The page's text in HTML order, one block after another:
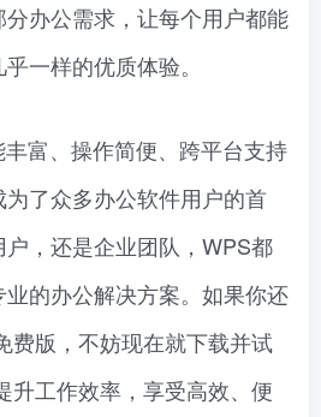
办公需求，让每个用户都能
一样的优质体验。
富、操作简便、跨平台支持
了众多办公软件用户的首
，还是企业团队，WPS都
的办公解决方案。如果你还
费版，不妨现在就下载并试
升工作效率，享受高效、便